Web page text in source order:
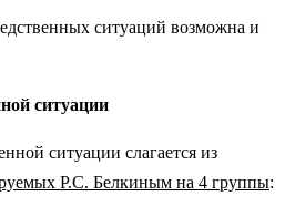
ситуаций возможна и
ситуации
ситуации слагается из
Р.С. Белкиным на 4 группы: